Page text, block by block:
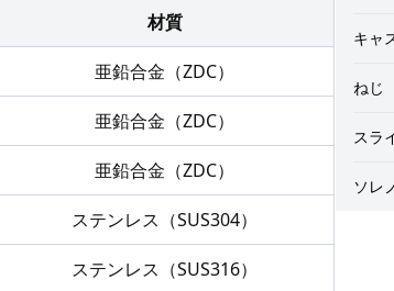
材質
亜鉛合金（ZDC）
亜鉛合金（ZDC）
亜鉛合金（ZDC）
ステンレス（SUS304）
ステンレス（SUS316）
キャ
ねじ
スラ
ソレ